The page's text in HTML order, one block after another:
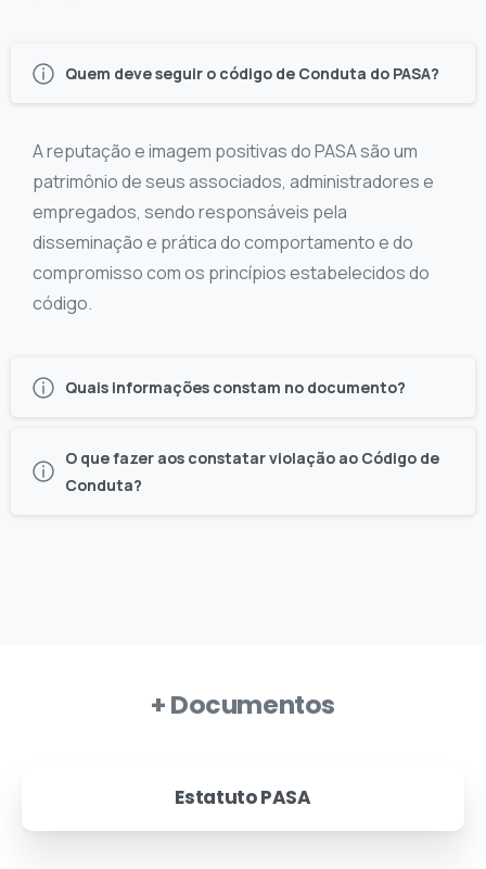
Quem deve seguir o código de Conduta do PASA?
A reputação e imagem positivas do PASA são um
patrimônio de seus associados, administradores e
empregados, sendo responsáveis pela
disseminação e prática do comportamento e do
compromisso com os princípios estabelecidos do
código.
Quais informações constam no documento?
O que fazer aos constatar violação ao Código de
Conduta?
+ Documentos
Estatuto PASA